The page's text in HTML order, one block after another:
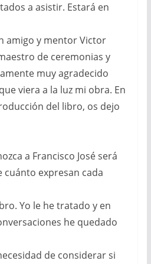
a asistir. Estará en
amigo y mentor Victor
de ceremonias y
muy agradecido
viera a la luz mi obra. En
del libro, os dejo
a Francisco José será
expresan cada
Yo le he tratado y en
he quedado
de considerar si